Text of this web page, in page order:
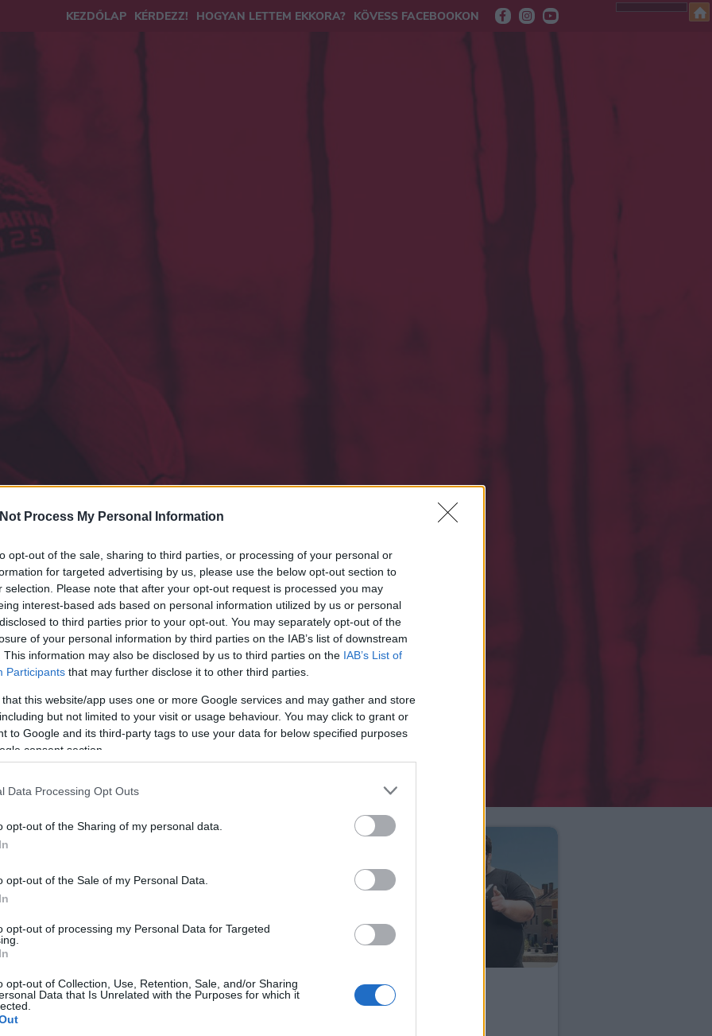
Process My Personal Information
opt-out of the sale, sharing to third parties, or processing of your personal or
for targeted advertising by us, please use the below opt-out section to
selection. Please note that after your opt-out request is processed you may
interest-based ads based on personal information utilized by us or personal
to third parties prior to your opt-out. You may separately opt-out of the
of your personal information by third parties on the IAB’s list of downstream
This information may also be disclosed by us to third parties on the IAB’s List of
Participants that may further disclose it to other third parties.
that this website/app uses one or more Google services and may gather and store
but not limited to your visit or usage behaviour. You may click to grant or
to Google and its third-party tags to use your data for below specified purposes
consent section.
Data Processing Opt Outs
opt-out of the Sharing of my personal data.
opt-out of the Sale of my Personal Data.
opt-out of processing my Personal Data for Targeted
opt-out of Collection, Use, Retention, Sale, and/or Sharing
Data that Is Unrelated with the Purposes for which it
KEZDŐLAP KÉRDEZZ! HOGYAN LETTEM EKKORA? KÖVESS FACEBOOKON
időkell.
#jobbleszek
LASSAN, DE BIZTOSAN ELTELT KÉT ÉV